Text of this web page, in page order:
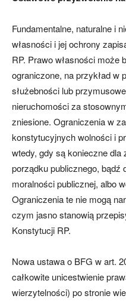
Fundamentalne, naturalne i
własności i jej ochrony
RP. Prawo własności może
ograniczone, na przykład w
służebności lub
nieruchomości za
zniesione. Ograniczenia w
konstytucyjnych wolności i
wtedy, gdy są konieczne dla
porządku publicznego, bądź
moralności publicznej, albo
Ograniczenia te nie mogą
czym jasno stanowią
Konstytucji RP.
Nowa ustawa o BFG w art.
całkowite unicestwienie
wierzytelności) po stronie